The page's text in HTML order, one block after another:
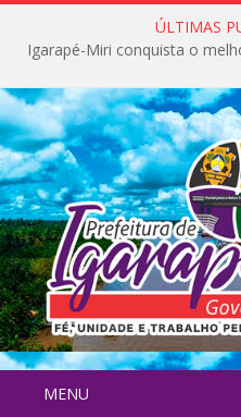
ÚLTIMAS
MENU